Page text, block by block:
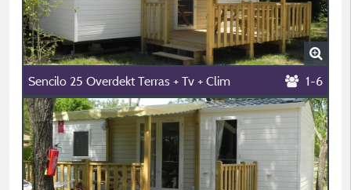
Sencilo 25 Overdekt Terras + Tv + Clim 1-6